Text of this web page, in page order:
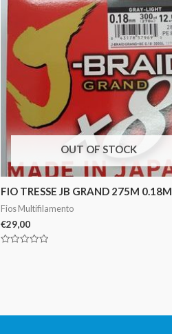
OUT OF STOCK
FIO TRESSE JB GRAND 275M 0.18M
Fios Multifilamento
€29,00